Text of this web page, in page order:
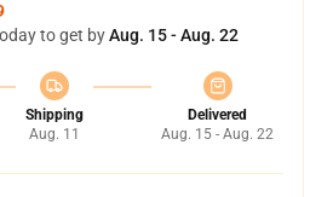
to get byAug. 15 - Aug. 22
Shipping
Aug. 11
Delivered
Aug. 15 - Aug. 22